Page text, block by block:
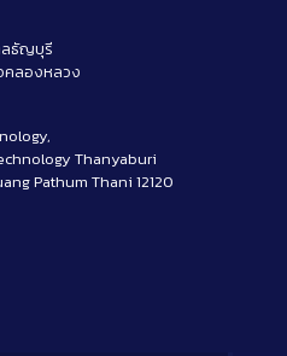
ลธัญบุรี
คลองหลวง
Thanyaburi
Pathum Thani 12120